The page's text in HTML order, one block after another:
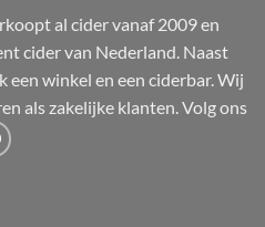
al cider vanaf 2009 en
cider van Nederland. Naast
een winkel en een ciderbar. Wij
als zakelijke klanten. Volg ons